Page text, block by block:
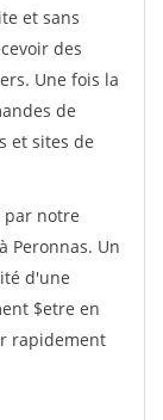
et sans
des
Une fois la
de
et sites de
par notre
Peronnas. Un
d'une
$etre en
rapidement